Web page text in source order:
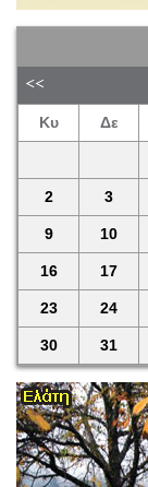
Κυ Δε
2 3
9 10
16 17
23 24
30 31